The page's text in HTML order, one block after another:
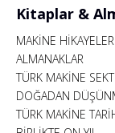
Kitaplar &
MAKİNE
ALMANAKLAR
TÜRK MAKİNE
DOĞADAN
TÜRK MAKİNE